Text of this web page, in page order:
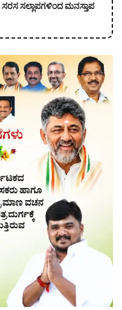
ಸಲ್ಲಾಪಗಳಿಂದ ಮನಸ್ತಾಪ